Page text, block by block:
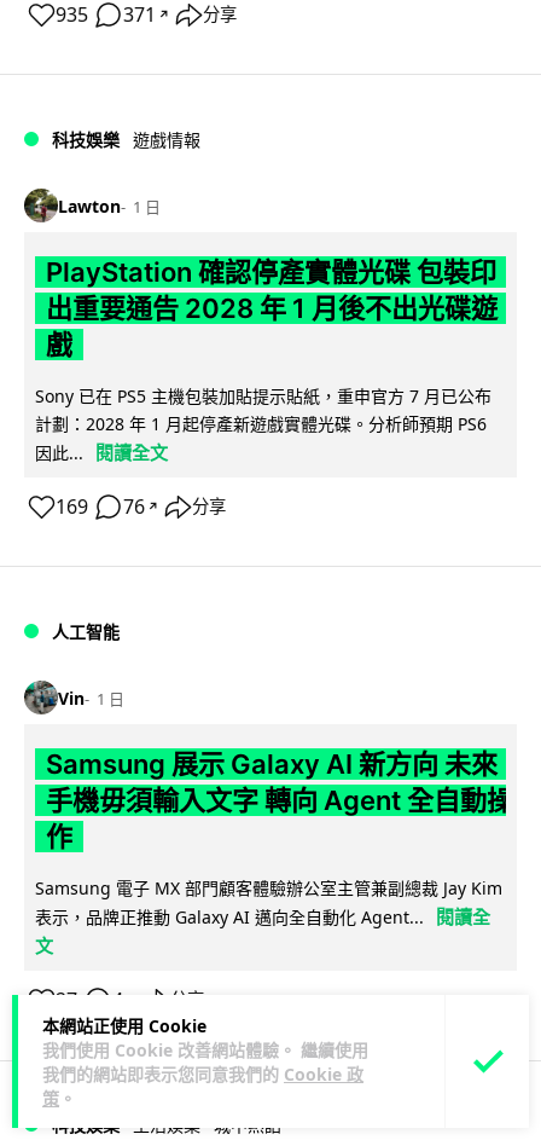
本網站正使用 Cookie
我們使用 Cookie 改善網站體驗。 繼續使用
我們的網站即表示您同意我們的 Cookie 政
策 。
935 371 ↗ 分享
科技娛樂 遊戲情報
Lawton 1 日
PlayStation 確認停產實體光碟 包裝印
出重要通告 2028 年 1 月後不出光碟遊
戲
Sony 已在 PS5 主機包裝加貼提示貼紙，重申官方 7 月已公布
計劃：2028 年 1 月起停產新遊戲實體光碟。分析師預期 PS6
因此...
閱讀全文
169 76 ↗ 分享
人工智能
Vin 1 日
Samsung 展示 Galaxy AI 新方向 未來
手機毋須輸入文字 轉向 Agent 全自動操
作
Samsung 電子 MX 部門顧客體驗辦公室主管兼副總裁 Jay Kim
表示，品牌正推動 Galaxy AI 邁向全自動化 Agent...
閱讀全
文
27 4 分享
科技娛樂 生活娛樂 城中熱話